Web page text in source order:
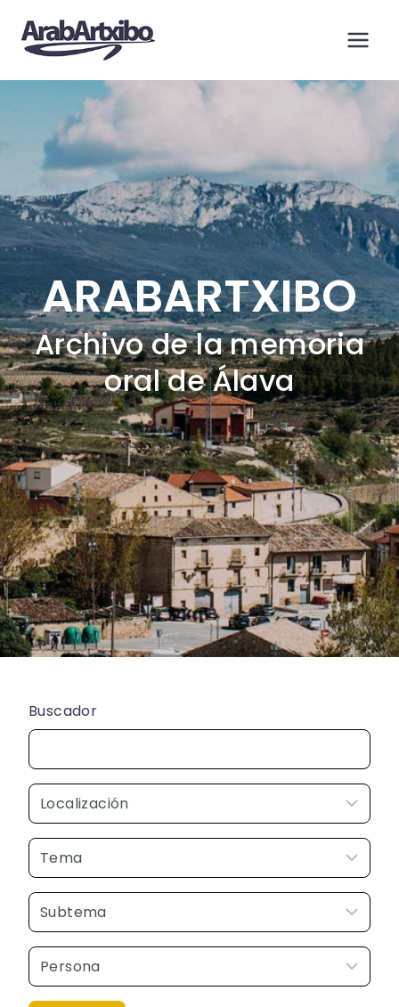
contenido
ARABARTXIBO
Archivo de la memoria
oral de Álava
Buscador